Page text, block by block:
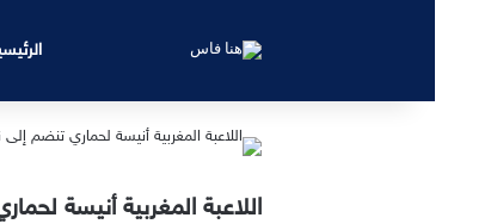
اللاعبة المغربية أنيسة